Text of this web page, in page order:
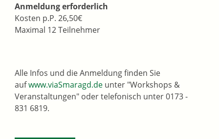
Anmeldung erforderlich
Kosten p.P. 26,50€
Maximal 12 Teilnehmer
Alle Infos und die Anmeldung finden Sie
aufwww.viaSmaragd.de unter "Workshops &
Veranstaltungen" oder telefonisch unter 0173 -
831 6819.